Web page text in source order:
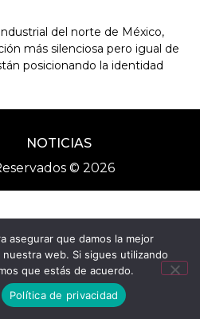
del norte de México,
más silenciosa pero igual de
posicionando la identidad
NOTICIAS
© 2026
asegurar que damos la mejor
web. Si sigues utilizando
que estás de acuerdo.
Política de privacidad